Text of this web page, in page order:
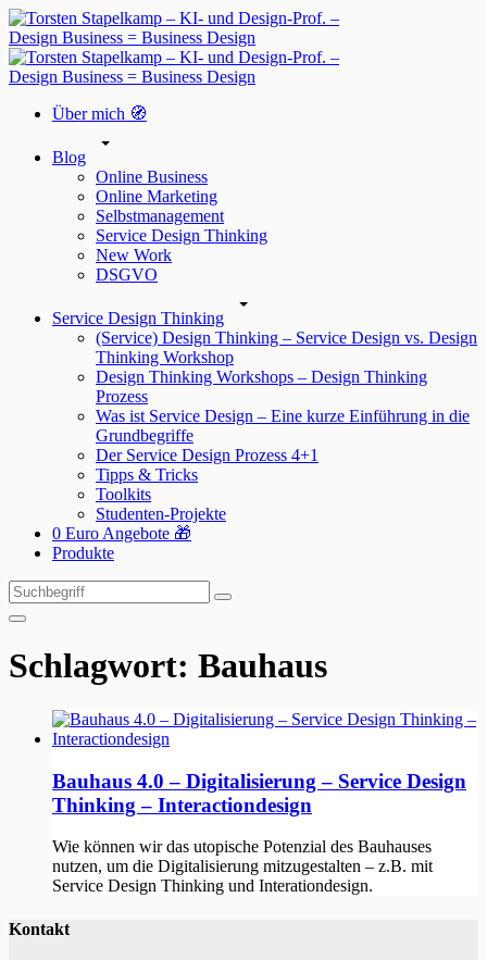
Über mich 🧭
Blog
Online Business
Online Marketing
Selbstmanagement
Service Design Thinking
New Work
DSGVO
Service Design Thinking
(Service) Design Thinking – Service Design vs. Design
Thinking Workshop
Design Thinking Workshops – Design Thinking
Prozess
Was ist Service Design – Eine kurze Einführung in die
Grundbegriffe
Der Service Design Prozess 4+1
Tipps & Tricks
Toolkits
Studenten-Projekte
0 Euro Angebote 🎁
Produkte
Suchen
nach:
Suchen
Schlagwort: Bauhaus
Bauhaus 4.0 – Digitalisierung – Service Design
Thinking – Interactiondesign
Wie können wir das utopische Potenzial des Bauhauses
nutzen, um die Digitalisierung mitzugestalten – z.B. mit
Service Design Thinking und Interationdesign.
Kontakt